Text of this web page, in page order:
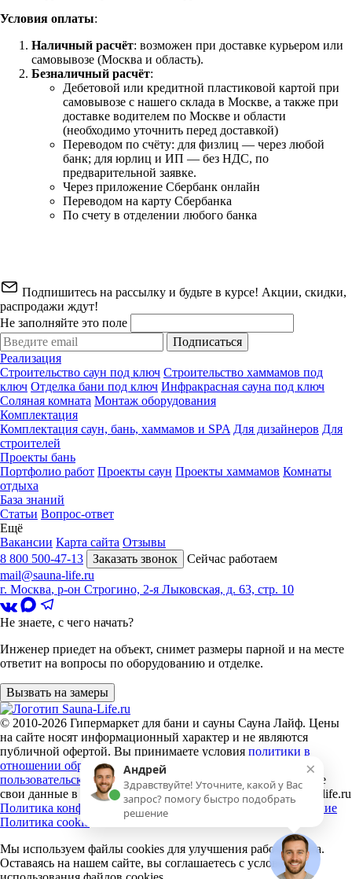
Условия оплаты:
Наличный расчёт: возможен при доставке курьером или
самовывозе (Москва и область).
Безналичный расчёт:
Дебетовой или кредитной пластиковой картой при
самовывозе с нашего склада в Москве, а также при
доставке водителем по Москве и области
(необходимо уточнить перед доставкой)
Переводом по счёту: для физлиц — через любой
банк; для юрлиц и ИП — без НДС, по
предварительной заявке.
Через приложение Сбербанк онлайн
Переводом на карту Сбербанка
По счету в отделении любого банка
Подпишитесь на рассылку и будьте в курсе! Акции, скидки,
распродажи ждут!
Не заполняйте это поле
Подписаться
Реализация
Строительство саун под ключ Строительство хаммамов под
ключ Отделка бани под ключ Инфракрасная сауна под ключ
Соляная комната Монтаж оборудования
Комплектация
Комплектация саун, бань, хаммамов и SPA Для дизайнеров Для
строителей
Проекты бань
Портфолио работ Проекты саун Проекты хаммамов Комнаты
отдыха
База знаний
Статьи Вопрос-ответ
Ещё
Вакансии Карта сайта Отзывы
8 800 500-47-13
Заказать звонок
Сейчас работаем
mail@sauna-life.ru
г. Москва, р-он Строгино, 2-я Лыковская, д. 63, стр. 10
Не знаете, с чего начать?
Инженер приедет на объект, снимет размеры парной и на месте
ответит на вопросы по оборудованию и отделке.
Вызвать на замеры
© 2010-2026 Гипермаркет для бани и сауны Сауна Лайф. Цены
на сайте носят информационный характер и не являются
публичной офертой. Вы принимаете условия политики в
отношении обработки персональных данных
пользовательского соглашения
каждый раз, когда оставляете
свои данные в любой форме обратной связи на сайте sauna-life.ru
Политика конфиденциальности
Пользовательское соглашение
Политика cookie
Мы используем файлы cookies для улучшения работы сайта.
Оставаясь на нашем сайте, вы соглашаетесь с условиями
×
Андрей
Здравствуйте! Уточните, какой у Вас
запрос? помогу быстро подобрать
решение